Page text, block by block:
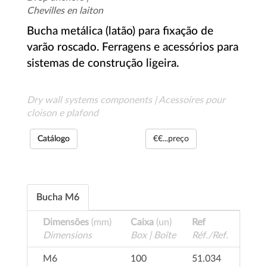
Chevilles en laiton
Bucha metálica (latão) para fixação de
varão roscado. Ferragens e acessórios para
sistemas de construção ligeira.
Dry wall systems components | Acessoires pour
cloison e plafond
Catálogo €€...preço
Bucha M6
Dimensões (mm)
Dimensions
Caixa (un)
Box | Boîte
Ref
Réf./Ref.
M6 100 51.034